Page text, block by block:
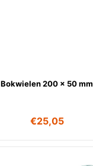
Bokwielen 200 x 50 mm
€25,05